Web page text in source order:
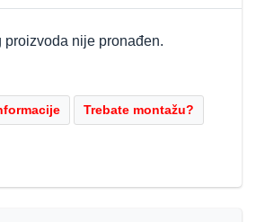
proizvoda nije pronađen.